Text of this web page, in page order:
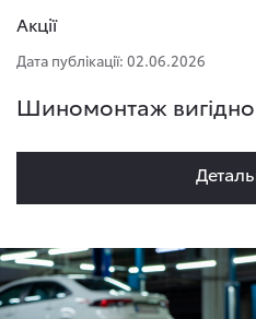
Акції
Дата публікації: 02.06.2026
Шиномонтаж вигідно